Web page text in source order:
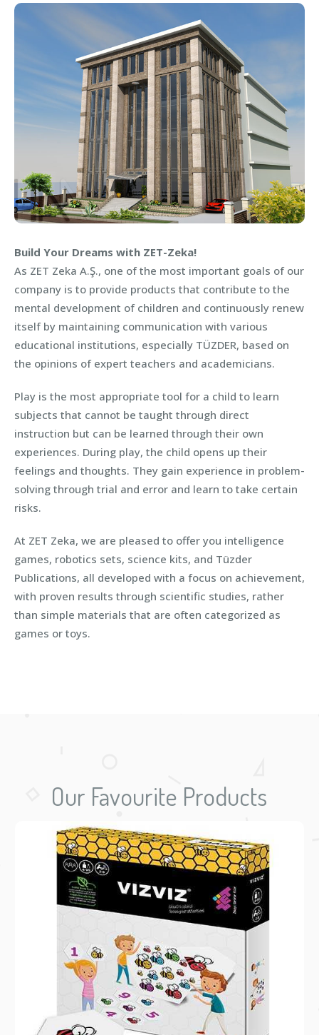
Build Your Dreams with ZET-Zeka!
As ZET Zeka A.Ş., one of the most important goals of our
company is to provide products that contribute to the
mental development of children and continuously renew
itself by maintaining communication with various
educational institutions, especially TÜZDER, based on
the opinions of expert teachers and academicians.
Play is the most appropriate tool for a child to learn
subjects that cannot be taught through direct
instruction but can be learned through their own
experiences. During play, the child opens up their
feelings and thoughts. They gain experience in problem-
solving through trial and error and learn to take certain
risks.
At ZET Zeka, we are pleased to offer you intelligence
games, robotics sets, science kits, and Tüzder
Publications, all developed with a focus on achievement,
with proven results through scientific studies, rather
than simple materials that are often categorized as
games or toys.
Our Favourite Products